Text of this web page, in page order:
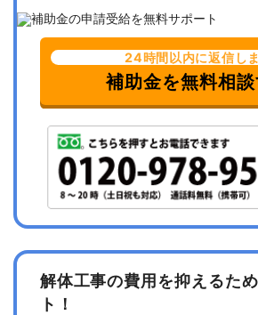
24時間以内に返信し
補助金を無料相
解体工事の費用を抑えるた
ト！